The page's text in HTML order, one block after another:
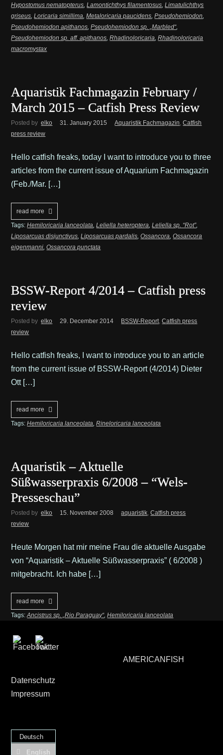
Hypostomus nematopterus,Lamontichthys filamentosus,Limatulichthys
griseus,Loricaria simillima,Metaloricaria paucidens,Pseudohemiodon,
Pseudohemiodon apithanos,Pseudohemiodon sp. „Marbled“,
Pseudohemiodon sp. aff. apithanos,Rhadinoloricaria,Rhadinoloricaria
macromystax
Aquaristik Fachmagazin February /
March 2015 – Catfish Press Review
Posted by elko 31. January 2015 Aquaristik Fachmagazin,Catfish
press review
Hello catfish freaks, today I want to introduce you to three
articles from the current issue of Aquarium Fachmagazin
(Feb./Mar. […]
read more
Tags:Hemiloricaria lanceolata,Leliella heteroptera,Leliella sp. “Rot”,
Liposarcuas disjunctivus,Liposarcuas pardalis,Ossancora,Ossancora
eigenmanni,Ossancora punctata
BSSW-Report 4/2014 – Catfish press
review
Posted by elko 29. December 2014 BSSW-Report,Catfish press
review
Hello catfish freaks, I want to introduce you to an article
from the current issue of BSSW-Report (4/2014) Dieter
Ott […]
read more
Tags:Hemiloricaria lanceolata,Rineloricaria lanceolata
Aquaristik – Aktuelle
Süßwasserpraxis 6/2008 – “Wels-
Presseschau”
Posted by elko 15. November 2008 aquaristik,Catfish press
review
Heute Morgen hat mir meine Frau die aktuelle Ausgabe
von “Aquaristik – Aktuelle Süßwasserpraxis” ( 6/2008 )
mitgebracht. Ich habe […]
read more
Tags:Ancistrus sp. „Rio Paraguay“,Hemiloricaria lanceolata
AMERICANFISH
Datenschutz
Impressum
Deutsch
English